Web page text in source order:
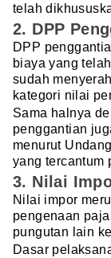
telah
2. DPP
DPP
biaya yang
sudah
kategori nilai
Sama halnya
penggantian
menurut
yang tercantum
3. Nilai
Nilai impor
pengenaan
pungutan lain
Dasar